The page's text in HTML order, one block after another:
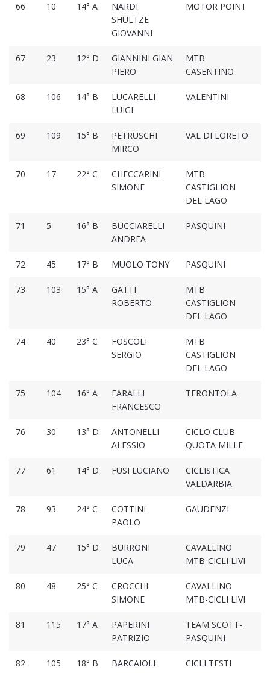
66 10 14° A
NARDI
SHULTZE
GIOVANNI
MOTOR POINT
67 23 12° D
GIANNINI GIAN
PIERO
MTB
CASENTINO
68 106 14° B
LUCARELLI
LUIGI
VALENTINI
69 109 15° B
PETRUSCHI
MIRCO
VAL DI LORETO
70 17 22° C
CHECCARINI
SIMONE
MTB
CASTIGLION
DEL LAGO
71 5 16° B
BUCCIARELLI
ANDREA
PASQUINI
72 45 17° B MUOLO TONY PASQUINI
73 103 15° A
GATTI
ROBERTO
MTB
CASTIGLION
DEL LAGO
74 40 23° C
FOSCOLI
SERGIO
MTB
CASTIGLION
DEL LAGO
75 104 16° A
FARALLI
FRANCESCO
TERONTOLA
76 30 13° D
ANTONELLI
ALESSIO
CICLO CLUB
QUOTA MILLE
77 61 14° D FUSI LUCIANO
CICLISTICA
VALDARBIA
78 93 24° C
COTTINI
PAOLO
GAUDENZI
79 47 15° D
BURRONI
LUCA
CAVALLINO
MTB-CICLI LIVI
80 48 25° C
CROCCHI
SIMONE
CAVALLINO
MTB-CICLI LIVI
81 115 17° A
PAPERINI
PATRIZIO
TEAM SCOTT-
PASQUINI
82 105 18° B
BARCAIOLI
CICLI TESTI